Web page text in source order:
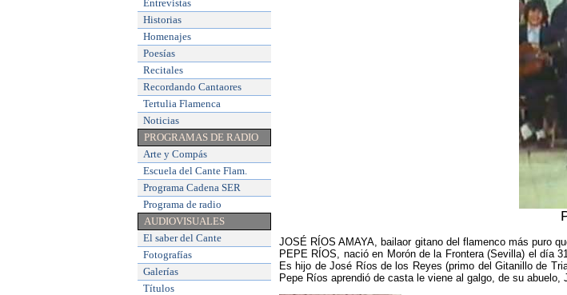
Entrevistas
Historias
Homenajes
Poesías
Recitales
Recordando Cantaores
Tertulia Flamenca
Noticias
PROGRAMAS DE RADIO
Arte y Compás
Escuela del Cante Flam.
Programa Cadena SER
Programa de radio
AUDIOVISUALES
El saber del Cante
Fotografías
Galerías
Títulos
JOSÉ RÍOS AMAYA, bailaor gitano del flamenco más puro
PEPE RÍOS, nació en Morón de la Frontera (Sevilla) el día
Es hijo de José Ríos de los Reyes (primo del Gitanillo de
Pepe Ríos aprendió de casta le viene al galgo, de su abuelo,